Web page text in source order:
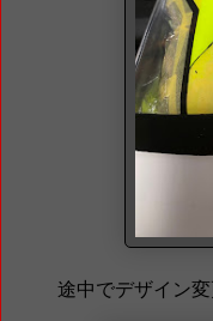
途中でデザイン